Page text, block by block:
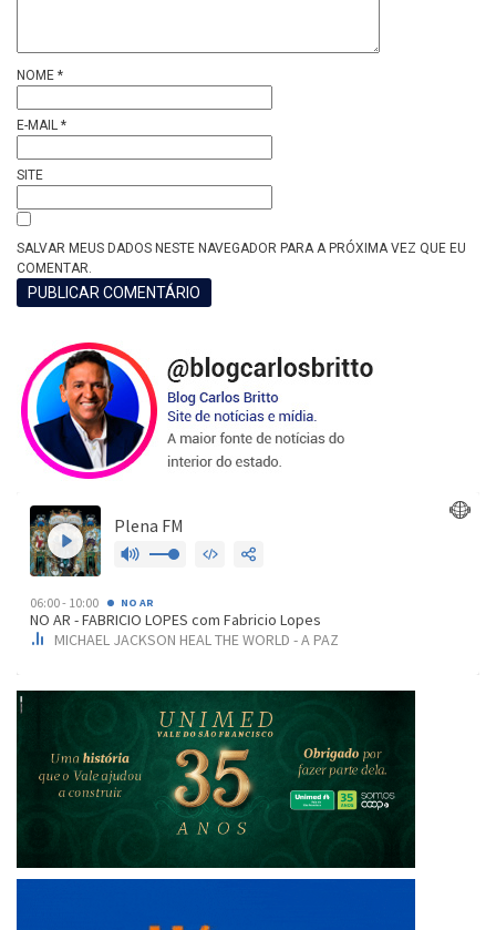
NOME *
E-MAIL *
SITE
SALVAR MEUS DADOS NESTE NAVEGADOR PARA A PRÓXIMA VEZ QUE EU
COMENTAR.